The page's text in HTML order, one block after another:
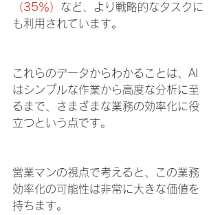
（35％） など、より戦略的なタスクに
も利用されています。
これらのデータからわかることは、AI
はシンプルな作業から高度な分析に至
るまで、さまざまな業務の効率化に役
立つという点です。
営業マンの視点で考えると、この業務
効率化の可能性は非常に大きな価値を
持ちます。